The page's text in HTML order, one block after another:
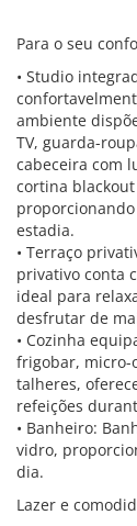
Para o seu
• Studio
ambiente
TV, guarda-
cabeceira com
cortina
estadia.
• Terraço
privativo conta
ideal para
desfrutar de
• Cozinha
frigobar, micro-
talheres,
refeições
• Banheiro:
vidro,
dia.
Lazer e